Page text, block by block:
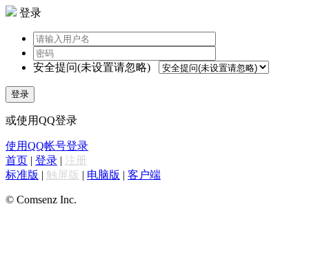
登录
安全提问(未设置请忽略)
登录
或使用QQ登录
使用QQ帐号登录
首页 | 登录 | 注册
标准版 | 触屏版 | 电脑版 | 客户端
© Comsenz Inc.